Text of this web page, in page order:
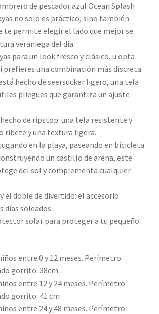
de pescador azul Ocean Splash
no solo es práctico, sino también
te permite elegir el lado que mejor se
veraniega del día.
para un look fresco y clásico, u opta
prefieres una combinación más discreta.
hecho de seersucker ligero, una tela
pliegues que garantiza un ajuste
de ripstop: una tela resistente y
ribete y una textura ligera.
jugando en la playa, paseando en bicicleta
un castillo de arena, este
del sol y complementa cualquier
el doble de divertido: el accesorio
días soleados.
solar para proteger a tu pequeño.
entre 0 y 12 meses. Perímetro
gorrito: 38cm
entre 12 y 24 meses. Perímetro
gorrito: 41 cm
entre 24 y 48 meses. Perímetro